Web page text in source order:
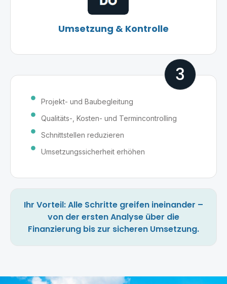
Umsetzung & Kontrolle
3
Projekt- und Baubegleitung
Qualitäts-, Kosten- und Termincontrolling
Schnittstellen reduzieren
Umsetzungssicherheit erhöhen
Ihr Vorteil: Alle Schritte greifen ineinander –
von der ersten Analyse über die
Finanzierung bis zur sicheren Umsetzung.